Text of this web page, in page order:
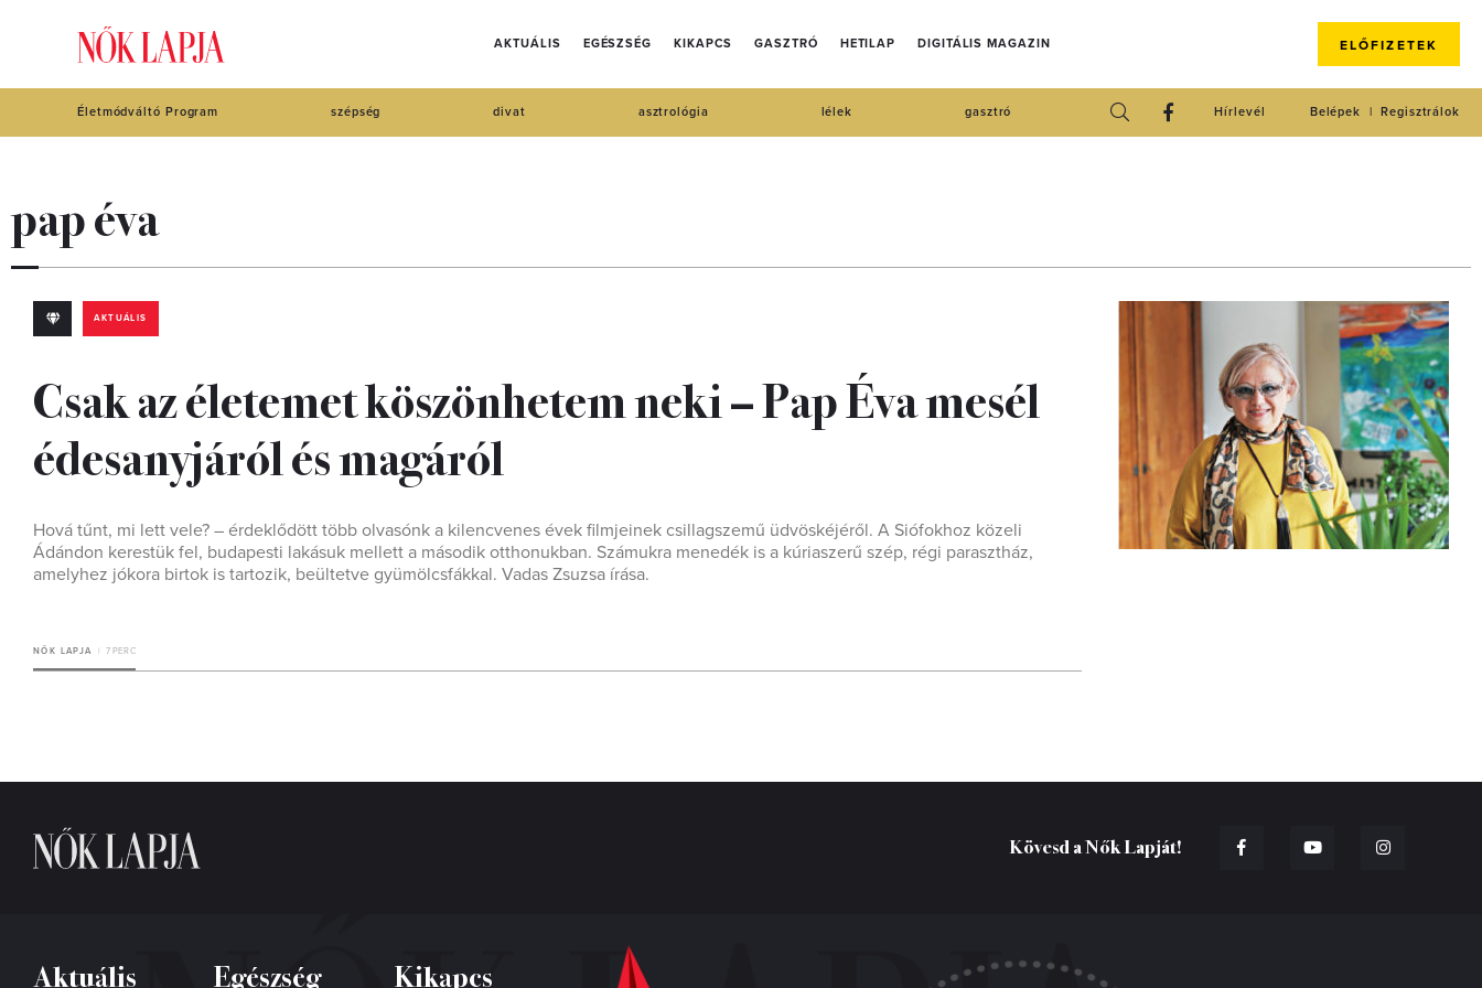
AKTUÁLIS EGÉSZSÉG KIKAPCS GASZTRÓ HETILAP DIGITÁLIS MAGAZIN ELŐFIZETEK
Életmódváltó Program szépség divat asztrológia lélek gasztró Regisztrálok
Belépek
Hírlevél
pap éva
AKTUÁLIS
Csak az életemet köszönhetem neki – Pap Éva mesél
édesanyjáról és magáról
Hová tűnt, mi lett vele? – érdeklődött több olvasónk a kilencvenes évek filmjeinek csillagszemű üdvöskéjéről. A Siófokhoz közeli
Ádándon kerestük fel, budapesti lakásuk mellett a második otthonukban. Számukra menedék is a kúriaszerű szép, régi parasztház,
amelyhez jókora birtok is tartozik, beültetve gyümölcsfákkal. Vadas Zsuzsa írása.
NŐK LAPJA 7 PERC
Kövesd a Nők Lapját!
Aktuális Egészség Kikapcs